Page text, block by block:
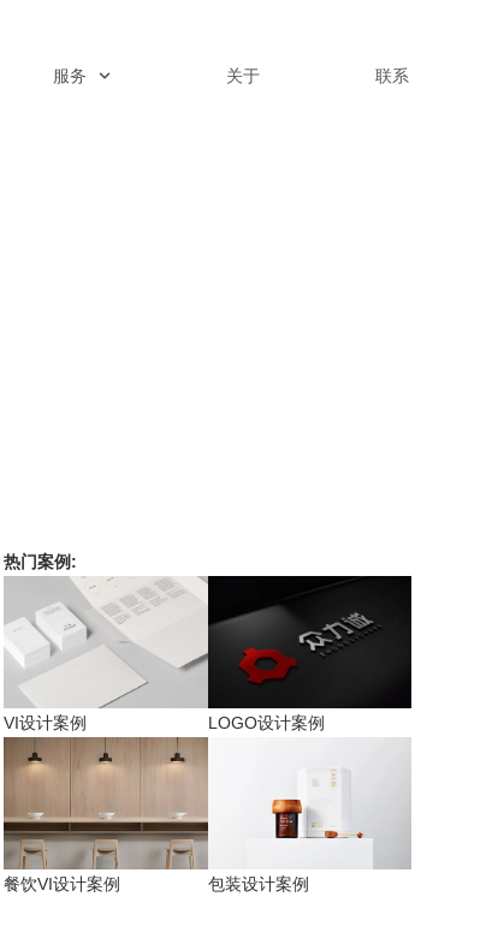
服务 关于 联系
热门案例:
VI设计案例 LOGO设计案例
餐饮VI设计案例 包装设计案例